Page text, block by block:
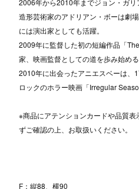
2006年から2010年までジョン・ガリ
造形芸術家のアドリアン・ボーは劇
には演出家としても活躍。
2009年に監督した初の短編作品「
家、映画監督としての道を歩み始める
2010年に出会ったアニエスベーは、
ロックのホラー映画「Irregular
※商品にアテンションカードや品質
ずご確認の上、お取扱いください。
F：縦88、横90